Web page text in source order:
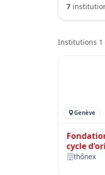
7
Institutions 1
Genève
cycle
thônex